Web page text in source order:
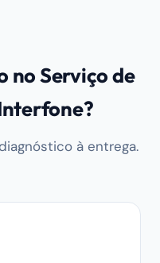
no Serviço de
à entrega.